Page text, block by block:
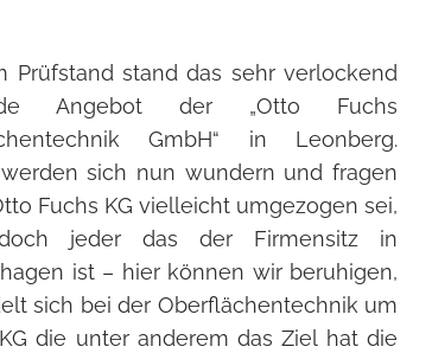
Prüfstand stand das sehr verlockend
Angebot der „Otto Fuchs
GmbH“ in Leonberg.
sich nun wundern und fragen
Fuchs KG vielleicht umgezogen sei,
jeder das der Firmensitz in
ist – hier können wir beruhigen,
sich bei der Oberflächentechnik um
die unter anderem das Ziel hat die